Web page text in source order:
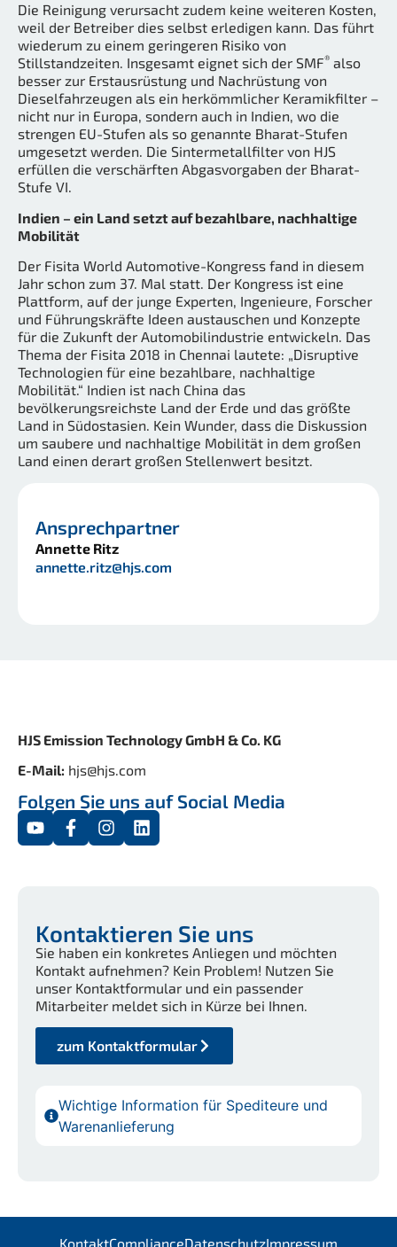
Die Reinigung verursacht zudem keine weiteren Kosten,
weil der Betreiber dies selbst erledigen kann. Das führt
wiederum zu einem geringeren Risiko von
Stillstandzeiten. Insgesamt eignet sich der SMF® also
besser zur Erstausrüstung und Nachrüstung von
Dieselfahrzeugen als ein herkömmlicher Keramikfilter –
nicht nur in Europa, sondern auch in Indien, wo die
strengen EU-Stufen als so genannte Bharat-Stufen
umgesetzt werden. Die Sintermetallfilter von HJS
erfüllen die verschärften Abgasvorgaben der Bharat-
Stufe VI.
Indien – ein Land setzt auf bezahlbare, nachhaltige
Mobilität
Der Fisita World Automotive-Kongress fand in diesem
Jahr schon zum 37. Mal statt. Der Kongress ist eine
Plattform, auf der junge Experten, Ingenieure, Forscher
und Führungskräfte Ideen austauschen und Konzepte
für die Zukunft der Automobilindustrie entwickeln. Das
Thema der Fisita 2018 in Chennai lautete: „Disruptive
Technologien für eine bezahlbare, nachhaltige
Mobilität.“ Indien ist nach China das
bevölkerungsreichste Land der Erde und das größte
Land in Südostasien. Kein Wunder, dass die Diskussion
um saubere und nachhaltige Mobilität in dem großen
Land einen derart großen Stellenwert besitzt.
Ansprechpartner
Annette Ritz
annette.ritz@hjs.com
HJS Emission Technology GmbH & Co. KG
E-Mail: hjs@hjs.com
Folgen Sie uns auf Social Media
Kontaktieren Sie uns
Sie haben ein konkretes Anliegen und möchten
Kontakt aufnehmen? Kein Problem! Nutzen Sie
unser Kontaktformular und ein passender
Mitarbeiter meldet sich in Kürze bei Ihnen.
zum Kontaktformular
Wichtige Information für Spediteure und
Warenanlieferung
KontaktComplianceDatenschutzImpressum